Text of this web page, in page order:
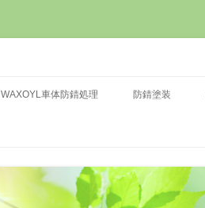
WAXOYL車体防錆処理 防錆塗装